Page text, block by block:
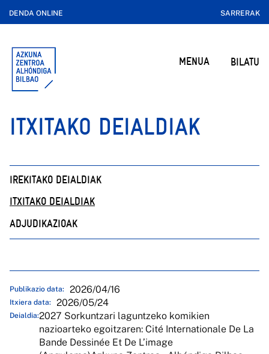
DENDA ONLINE SARRERAK
MENUA BILATU
ITXITAKO DEIALDIAK
IREKITAKO DEIALDIAK
ITXITAKO DEIALDIAK
ADJUDIKAZIOAK
Publikazio data: 2026/04/16
Itxiera data: 2026/05/24
Deialdia:2027 Sorkuntzari laguntzeko komikien
nazioarteko egoitzaren: Cité Internationale De La
Bande Dessinée Et De L’image